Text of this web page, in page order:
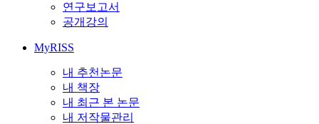
연구보고서
공개강의
MyRISS
내 추천논문
내 책장
내 최근 본 논문
내 저작물관리